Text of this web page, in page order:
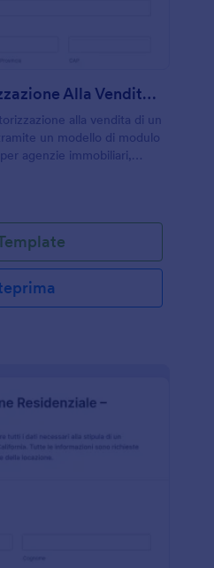
Modulo Di Autorizzazione Alla Vendita Immobiliare
alla vendita di un
un modello di modulo
agenzie immobiliari,